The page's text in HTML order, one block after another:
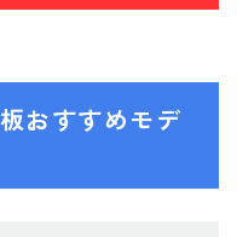
おすすめモデ